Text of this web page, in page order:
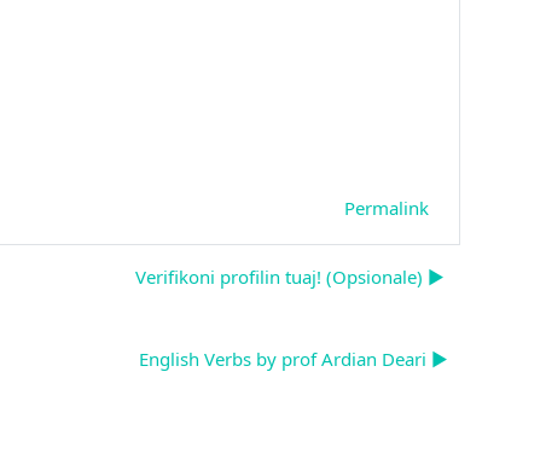
Permalink
Verifikoni profilin tuaj! (Opsionale) ▶︎
English Verbs by prof Ardian Deari ▶︎